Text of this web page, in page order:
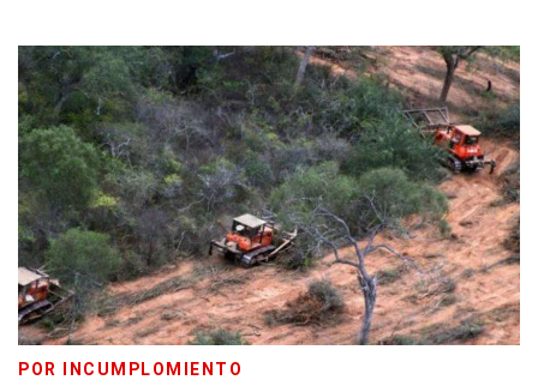
POR INCUMPLOMIENTO